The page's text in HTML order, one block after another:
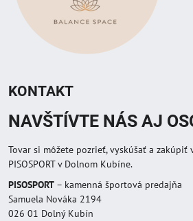
KONTAKT
NAVŠTÍVTE NÁS AJ
Tovar si môžete pozrieť, vyskúšať a zakúpiť
PISOSPORT v Dolnom Kubíne.
PISOSPORT – kamenná športová predajňa
Samuela Nováka 2194
026 01 Dolný Kubín